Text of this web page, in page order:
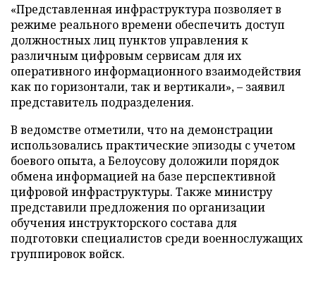
«Представленная инфраструктура позволяет в
режиме реального времени обеспечить доступ
должностных лиц пунктов управления к
различным цифровым сервисам для их
оперативного информационного взаимодействия
как по горизонтали, так и вертикали», – заявил
представитель подразделения.
В ведомстве отметили, что на демонстрации
использовались практические эпизоды с учетом
боевого опыта, а Белоусову доложили порядок
обмена информацией на базе перспективной
цифровой инфраструктуры. Также министру
представили предложения по организации
обучения инструкторского состава для
подготовки специалистов среди военнослужащих
группировок войск.